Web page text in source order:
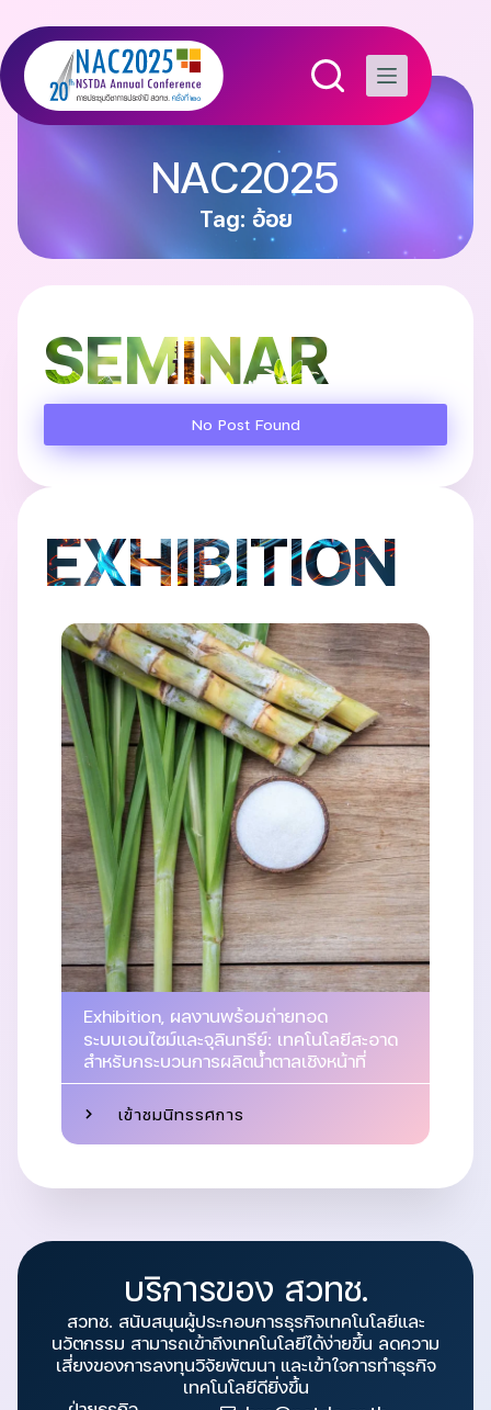
NAC2025
Tag: อ้อย
SEMINAR
No Post Found
EXHIBITION
Exhibition, ผลงานพร้อมถ่ายทอด
ระบบเอนไซม์และจุลินทรีย์: เทคโนโลยีสะอาด
สำหรับกระบวนการผลิตน้ำตาลเชิงหน้าที่
เข้าชมนิทรรศการ
บริการของ สวทช.
สวทช. สนับสนุนผู้ประกอบการธุรกิจเทคโนโลยีและ
นวัตกรรม สามารถเข้าถึงเทคโนโลยีได้ง่ายขึ้น ลดความ
เสี่ยงของการลงทุนวิจัยพัฒนา และเข้าใจการทำธุรกิจ
เทคโนโลยีดียิ่งขึ้น